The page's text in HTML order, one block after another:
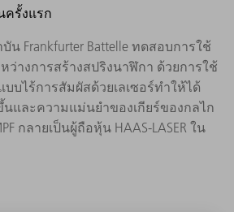
ครั้งแรก
น Frankfurter Battelle ทดสอบการใช้
ว่างการสร้างสปริงนาฬิกา ด้วยการใช้
บไร้การสัมผัสด้วยเลเซอร์ทำให้ได้
ละความแม่นยำของเกียร์ของกลไก
กลายเป็นผู้ถือหุ้น HAAS-LASER ใน